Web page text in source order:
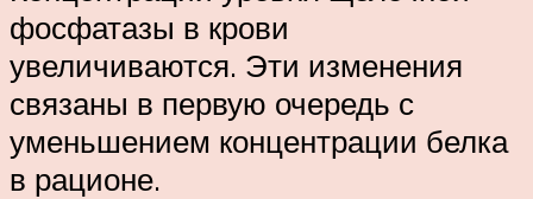
фосфатазы в крови
увеличиваются. Эти изменения
связаны в первую очередь с
уменьшением концентрации белка
в рационе.